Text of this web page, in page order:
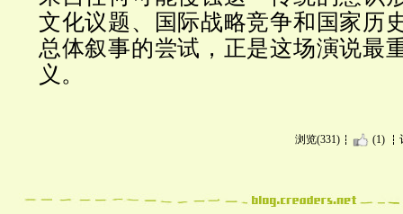
文化议题、国际战略竞争和国家历
总体叙事的尝试，正是这场演说最
义。
浏览(331) (1)